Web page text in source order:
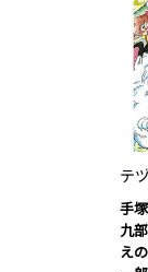
テ
手
九
え